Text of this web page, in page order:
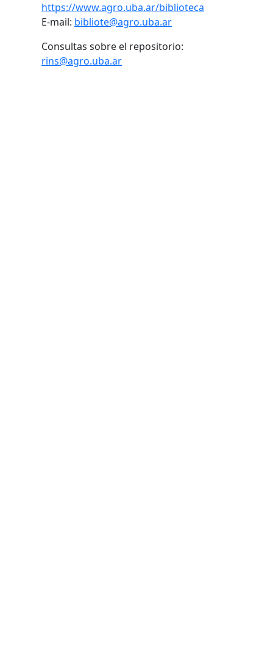
https://www.agro.uba.ar/biblioteca
E-mail: bibliote@agro.uba.ar
Consultas sobre el repositorio:
rins@agro.uba.ar